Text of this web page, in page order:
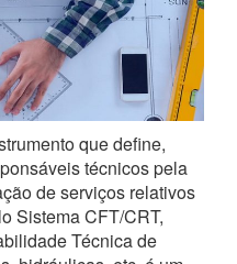
que define,
técnicos pela
de serviços relativos
Sistema CFT/CRT,
Técnica de